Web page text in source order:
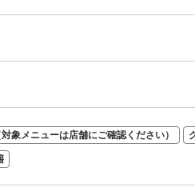
象メニューは店舗にご確認ください）